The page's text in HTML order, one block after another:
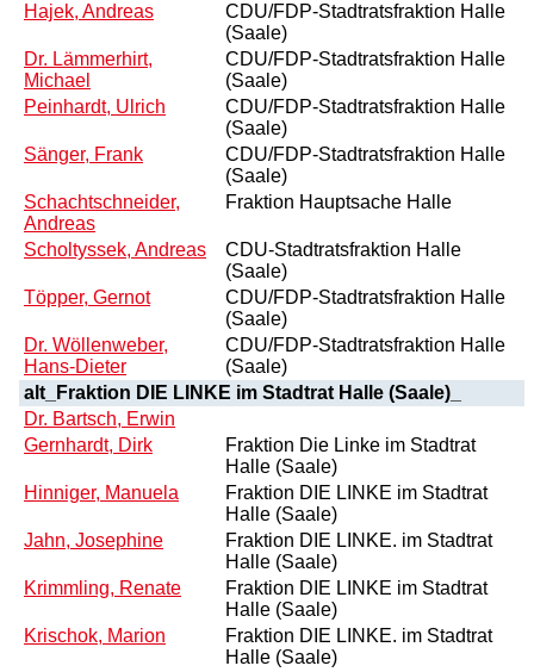
Hajek, Andreas
CDU/FDP-Stadtratsfraktion Halle
(Saale)
Dr. Lämmerhirt,
Michael
CDU/FDP-Stadtratsfraktion Halle
(Saale)
Peinhardt, Ulrich
CDU/FDP-Stadtratsfraktion Halle
(Saale)
Sänger, Frank
CDU/FDP-Stadtratsfraktion Halle
(Saale)
Schachtschneider,
Andreas
Fraktion Hauptsache Halle
Scholtyssek, Andreas
CDU-Stadtratsfraktion Halle
(Saale)
Töpper, Gernot
CDU/FDP-Stadtratsfraktion Halle
(Saale)
Dr. Wöllenweber,
Hans-Dieter
CDU/FDP-Stadtratsfraktion Halle
(Saale)
alt_Fraktion DIE LINKE im Stadtrat Halle (Saale)_
Dr. Bartsch, Erwin
Gernhardt, Dirk
Fraktion Die Linke im Stadtrat
Halle (Saale)
Hinniger, Manuela
Fraktion DIE LINKE im Stadtrat
Halle (Saale)
Jahn, Josephine
Fraktion DIE LINKE. im Stadtrat
Halle (Saale)
Krimmling, Renate
Fraktion DIE LINKE im Stadtrat
Halle (Saale)
Krischok, Marion
Fraktion DIE LINKE. im Stadtrat
Halle (Saale)